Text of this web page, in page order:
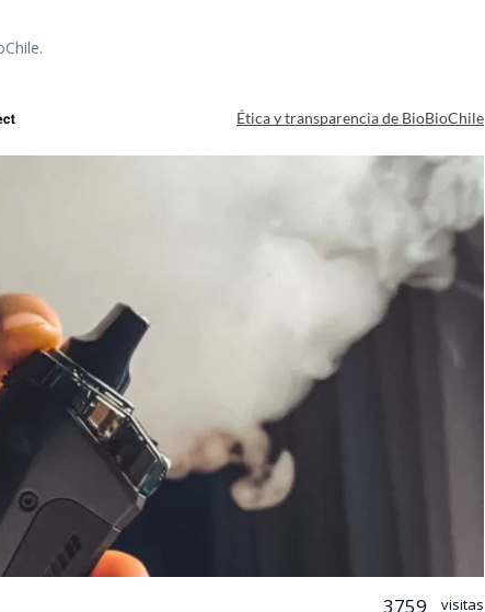
Ética y transparencia de BioBioChile
3759 visitas